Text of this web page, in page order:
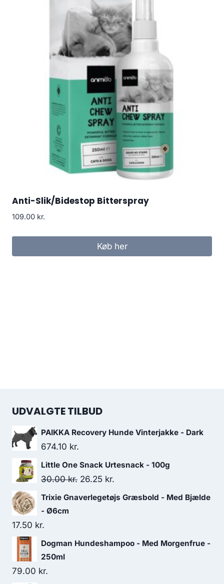
Anti-Slik/Bidestop Bitterspray
109.00 kr.
Køb her
UDVALGTE TILBUD
PAIKKA Recovery Hunde Vinterjakke - Dark
674.10 kr.
Little One Snack Urtesnack - 100g
30.00kr. Den
oprindelige
30.00 kr..
26.25 kr.
aktuelle
26.25 kr..
Trixie Gnaverlegetøjs Græsbold - Med Bjælde
- Ø6cm
17.50 kr.
Dogman Hundeshampoo - Med Morgenfrue -
250ml
79.00 kr.